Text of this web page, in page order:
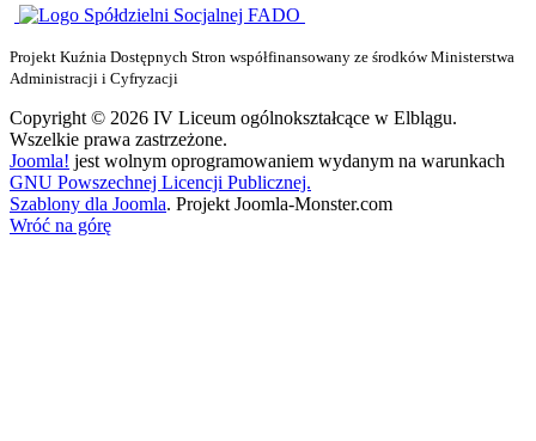
Projekt Kuźnia Dostępnych Stron współfinansowany ze środków Ministerstwa
Administracji i Cyfryzacji
Copyright © 2026 IV Liceum ogólnokształcące w Elblągu.
Wszelkie prawa zastrzeżone.
Joomla! jest wolnym oprogramowaniem wydanym na warunkach
GNU Powszechnej Licencji Publicznej.
Szablony dla Joomla. Projekt Joomla-Monster.com
Wróć na górę